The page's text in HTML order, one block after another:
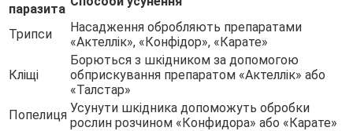
паразита
Трипси
Насадження обробляють препаратами
«Актеллік», «Конфідор», «Карате»
Кліщі
Борються з шкідником за допомогою
обприскування препаратом «Актеллік» або
«Талстар»
Попелиця Усунути шкідника допоможуть обробки
рослин розчином «Конфидора» або «Карате»